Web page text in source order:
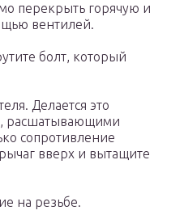
перекрыть горячую и
вентилей.
болт, который
Делается это
расшатывающими
сопротивление
вверх и вытащите
на резьбе.